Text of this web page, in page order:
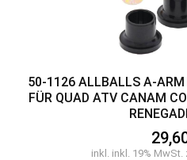
50-1126 ALLBALLS A-ARM
FÜR QUAD ATV CANAM
inkl. inkl. 19% MwSt.